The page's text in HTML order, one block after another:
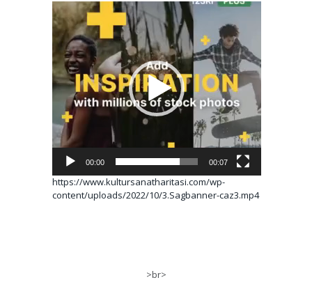
Video
oynatıcı
00:00 00:07
https://www.kultursanatharitasi.com/wp-
content/uploads/2022/10/3.Sagbanner-caz3.mp4
>br>